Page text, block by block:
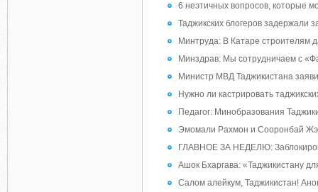
6 неэтичных вопросов, которые
Таджикских блогеров задержали
Минтруда: В Катаре строителям
Минздрав: Мы сотрудничаем с
Министр МВД Таджикистана
Нужно ли кастрировать
Педагог: Минобразования
Эмомали Рахмон и Сооронбай
ГЛАВНОЕ ЗА НЕДЕЛЮ:
Ашок Бхаргава: «Таджикистану
Салом алейкум, Таджикистан!